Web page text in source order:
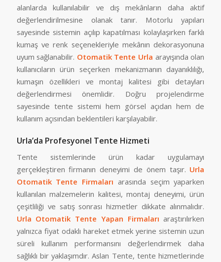
alanlarda kullanılabilir ve dış mekânların daha aktif
değerlendirilmesine olanak tanır. Motorlu yapıları
sayesinde sistemin açılıp kapatılması kolaylaşırken farklı
kumaş ve renk seçenekleriyle mekânın dekorasyonuna
uyum sağlanabilir. Otomatik Tente Urla arayışında olan
kullanıcıların ürün seçerken mekanizmanın dayanıklılığı,
kumaşın özellikleri ve montaj kalitesi gibi detayları
değerlendirmesi önemlidir. Doğru projelendirme
sayesinde tente sistemi hem görsel açıdan hem de
kullanım açısından beklentileri karşılayabilir.
Urla’da Profesyonel Tente Hizmeti
Tente sistemlerinde ürün kadar uygulamayı
gerçekleştiren firmanın deneyimi de önem taşır. Urla
Otomatik Tente Firmaları arasında seçim yaparken
kullanılan malzemelerin kalitesi, montaj deneyimi, ürün
çeşitliliği ve satış sonrası hizmetler dikkate alınmalıdır.
Urla Otomatik Tente Yapan Firmaları araştırılırken
yalnızca fiyat odaklı hareket etmek yerine sistemin uzun
süreli kullanım performansını değerlendirmek daha
sağlıklı bir yaklaşımdır. Aslan Tente, tente hizmetlerinde